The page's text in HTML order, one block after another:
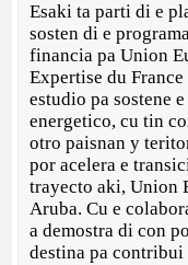
Esaki ta parti di e
sosten di e
financia pa Union
Expertise du
estudio pa sostene
energetico, cu tin
otro paisnan y
por acelera e
trayecto aki, Union
Aruba. Cu e
a demostra di con
destina pa